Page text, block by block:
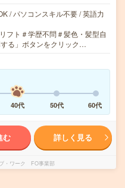
/ パソコンスキル不要 / 英語力
フト＃学歴不問＃髪色・髪型自
る」ボタンをクリック…
40代 50代 60代
む 詳しく見る
・ワーク FO事業部